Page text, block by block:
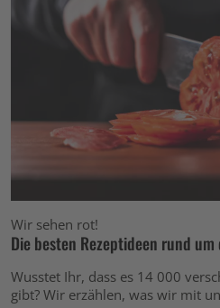
Wir sehen rot!
Die besten Rezeptideen rund um
Wusstet Ihr, dass es 14 000
gibt? Wir erzählen, was wir mit